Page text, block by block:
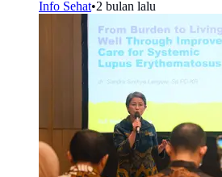
Info Sehat•2 bulan lalu